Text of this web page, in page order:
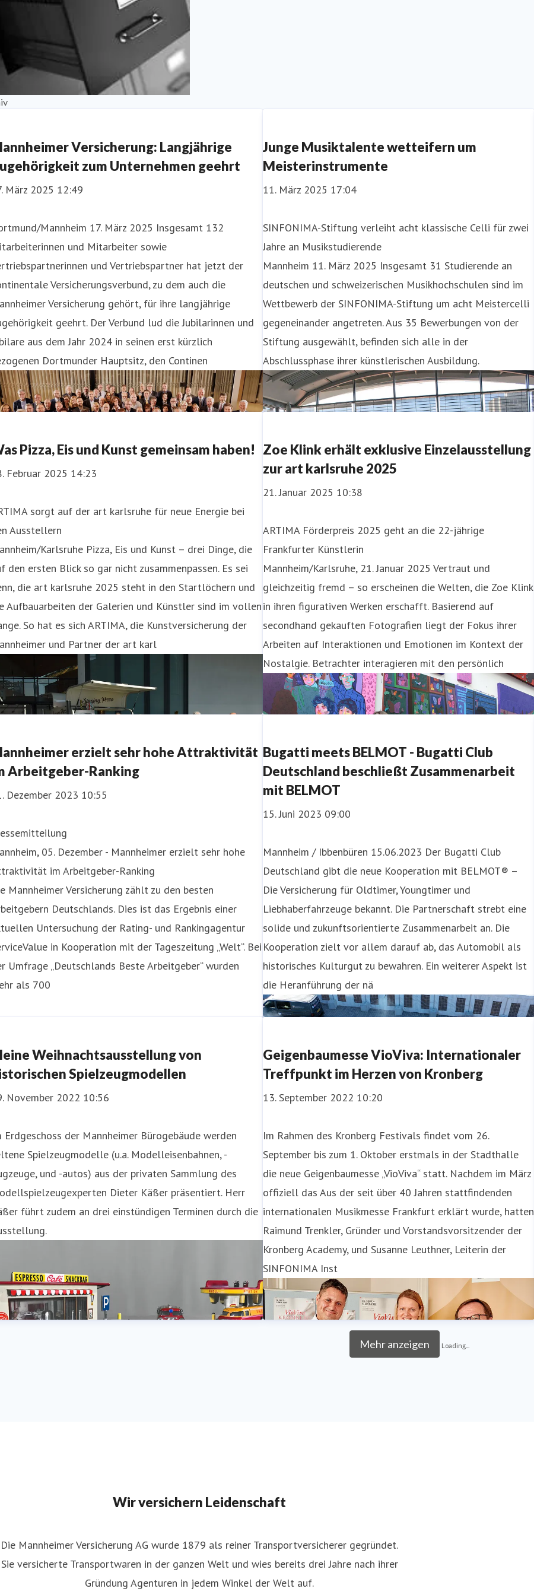
Versicherung: Langjährige
zum Unternehmen geehrt
März 2025 12:49
Mannheim 17. März 2025 Insgesamt 132
und Mitarbeiter sowie
und Vertriebspartner hat jetzt der
Versicherungsverbund, zu dem auch die
Versicherung gehört, für ihre langjährige
geehrt. Der Verbund lud die Jubilarinnen und
aus dem Jahr 2024 in seinen erst kürzlich
Dortmunder Hauptsitz, den Continen
Junge Musiktalente wetteifern um
Meisterinstrumente
11. März 2025 17:04
SINFONIMA-Stiftung verleiht acht klassische Celli für zwei
Jahre an Musikstudierende
Mannheim 11. März 2025 Insgesamt 31 Studierende an
deutschen und schweizerischen Musikhochschulen sind im
Wettbewerb der SINFONIMA-Stiftung um acht Meistercelli
gegeneinander angetreten. Aus 35 Bewerbungen von der
Stiftung ausgewählt, befinden sich alle in der
Abschlussphase ihrer künstlerischen Ausbildung.
Pizza, Eis und Kunst gemeinsam haben!
Februar 2025 14:23
sorgt auf der art karlsruhe für neue Energie bei
Ausstellern
Karlsruhe Pizza, Eis und Kunst – drei Dinge, die
den ersten Blick so gar nicht zusammenpassen. Es sei
die art karlsruhe 2025 steht in den Startlöchern und
Aufbauarbeiten der Galerien und Künstler sind im vollen
So hat es sich ARTIMA, die Kunstversicherung der
und Partner der art karl
Zoe Klink erhält exklusive Einzelausstellung
zur art karlsruhe 2025
21. Januar 2025 10:38
ARTIMA Förderpreis 2025 geht an die 22-jährige
Frankfurter Künstlerin
Mannheim/Karlsruhe, 21. Januar 2025 Vertraut und
gleichzeitig fremd – so erscheinen die Welten, die Zoe Klink
in ihren figurativen Werken erschafft. Basierend auf
secondhand gekauften Fotografien liegt der Fokus ihrer
Arbeiten auf Interaktionen und Emotionen im Kontext der
Nostalgie. Betrachter interagieren mit den persönlich
erzielt sehr hohe Attraktivität
Arbeitgeber-Ranking
Dezember 2023 10:55
05. Dezember - Mannheimer erzielt sehr hohe
im Arbeitgeber-Ranking
Mannheimer Versicherung zählt zu den besten
Deutschlands. Dies ist das Ergebnis einer
Untersuchung der Rating- und Rankingagentur
in Kooperation mit der Tageszeitung „Welt“. Bei
Umfrage „Deutschlands Beste Arbeitgeber“ wurden
als 700
Bugatti meets BELMOT - Bugatti Club
Deutschland beschließt Zusammenarbeit
mit BELMOT
15. Juni 2023 09:00
Mannheim / Ibbenbüren 15.06.2023 Der Bugatti Club
Deutschland gibt die neue Kooperation mit BELMOT® –
Die Versicherung für Oldtimer, Youngtimer und
Liebhaberfahrzeuge bekannt. Die Partnerschaft strebt eine
solide und zukunftsorientierte Zusammenarbeit an. Die
Kooperation zielt vor allem darauf ab, das Automobil als
historisches Kulturgut zu bewahren. Ein weiterer Aspekt ist
die Heranführung der nä
Weihnachtsausstellung von
Spielzeugmodellen
November 2022 10:56
Erdgeschoss der Mannheimer Bürogebäude werden
Spielzeugmodelle (u.a. Modelleisenbahnen, -
und -autos) aus der privaten Sammlung des
Dieter Käßer präsentiert. Herr
führt zudem an drei einstündigen Terminen durch die
Geigenbaumesse VioViva: Internationaler
Treffpunkt im Herzen von Kronberg
13. September 2022 10:20
Im Rahmen des Kronberg Festivals findet vom 26.
September bis zum 1. Oktober erstmals in der Stadthalle
die neue Geigenbaumesse „VioViva“ statt. Nachdem im März
offiziell das Aus der seit über 40 Jahren stattfindenden
internationalen Musikmesse Frankfurt erklärt wurde, hatten
Raimund Trenkler, Gründer und Vorstandsvorsitzender der
Kronberg Academy, und Susanne Leuthner, Leiterin der
SINFONIMA Inst
Mehr anzeigen Loading...
Wir versichern Leidenschaft
Die Mannheimer Versicherung AG wurde 1879 als reiner Transportversicherer gegründet.
Sie versicherte Transportwaren in der ganzen Welt und wies bereits drei Jahre nach ihrer
Gründung Agenturen in jedem Winkel der Welt auf.